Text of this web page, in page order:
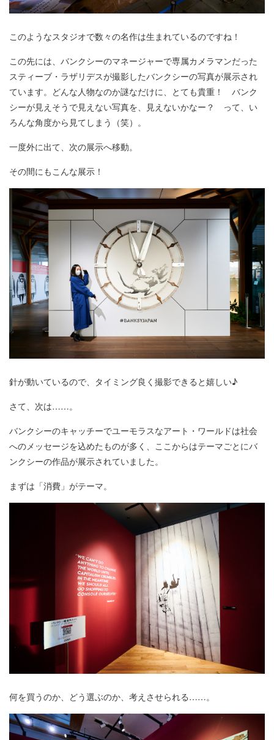
このようなスタジオで数々の名作は生まれているのですね！
この先には、バンクシーのマネージャーで専属カメラマンだった
スティーブ・ラザリデスが撮影したバンクシーの写真が展示され
ています。どんな人物なのか謎なだけに、とても貴重！ バンク
シーが見えそうで見えない写真を、見えないかなー？ って、い
ろんな角度から見てしまう（笑）。
一度外に出て、次の展示へ移動。
その間にもこんな展示！
針が動いているので、タイミング良く撮影できると嬉しい♪
さて、次は……。
バンクシーのキャッチーでユーモラスなアート・ワールドは社会
へのメッセージを込めたものが多く、ここからはテーマごとにバ
ンクシーの作品が展示されていました。
まずは「消費」がテーマ。
何を買うのか、どう選ぶのか、考えさせられる……。